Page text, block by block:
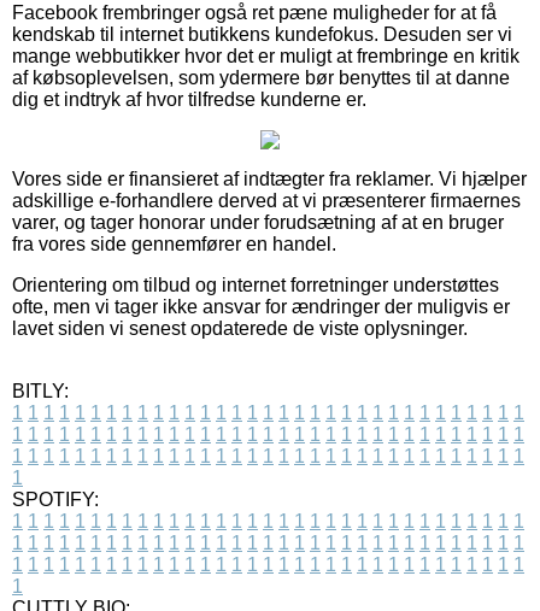
Facebook frembringer også ret pæne muligheder for at få
kendskab til internet butikkens kundefokus. Desuden ser vi
mange webbutikker hvor det er muligt at frembringe en kritik
af købsoplevelsen, som ydermere bør benyttes til at danne
dig et indtryk af hvor tilfredse kunderne er.
Vores side er finansieret af indtægter fra reklamer. Vi hjælper
adskillige e-forhandlere derved at vi præsenterer firmaernes
varer, og tager honorar under forudsætning af at en bruger
fra vores side gennemfører en handel.
Orientering om tilbud og internet forretninger understøttes
ofte, men vi tager ikke ansvar for ændringer der muligvis er
lavet siden vi senest opdaterede de viste oplysninger.
BITLY:
1 1 1 1 1 1 1 1 1 1 1 1 1 1 1 1 1 1 1 1 1 1 1 1 1 1 1 1 1 1 1 1 1
1 1 1 1 1 1 1 1 1 1 1 1 1 1 1 1 1 1 1 1 1 1 1 1 1 1 1 1 1 1 1 1 1
1 1 1 1 1 1 1 1 1 1 1 1 1 1 1 1 1 1 1 1 1 1 1 1 1 1 1 1 1 1 1 1 1
1
SPOTIFY:
1 1 1 1 1 1 1 1 1 1 1 1 1 1 1 1 1 1 1 1 1 1 1 1 1 1 1 1 1 1 1 1 1
1 1 1 1 1 1 1 1 1 1 1 1 1 1 1 1 1 1 1 1 1 1 1 1 1 1 1 1 1 1 1 1 1
1 1 1 1 1 1 1 1 1 1 1 1 1 1 1 1 1 1 1 1 1 1 1 1 1 1 1 1 1 1 1 1 1
1